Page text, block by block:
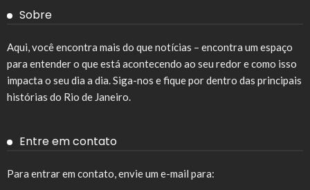
Sobre
Aqui, você encontra mais do que notícias – encontra um espaço
para entender o que está acontecendo ao seu redor e como isso
impacta o seu dia a dia. Siga-nos e fique por dentro das principais
histórias do Rio de Janeiro.
Entre em contato
Para entrar em contato, envie um e-mail para: